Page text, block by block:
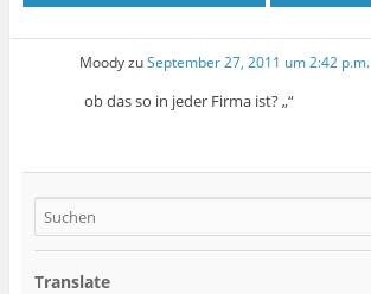
MoodyzuSeptember 27, 2011 um 2:42 p.m.
ob das so in jeder Firma ist? „“
Translate